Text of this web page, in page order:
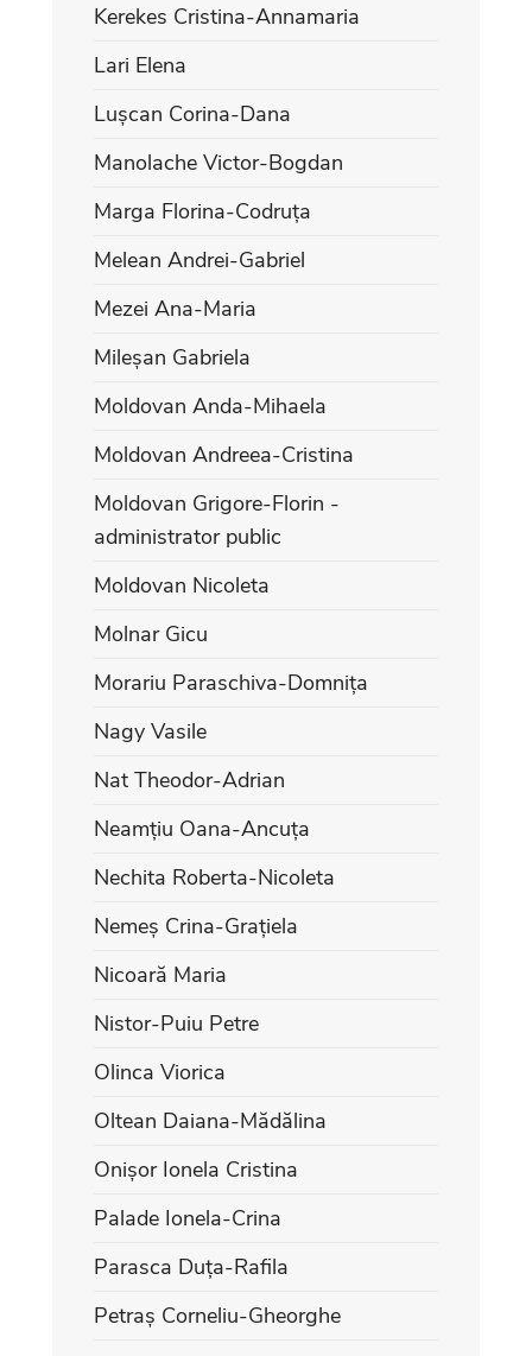
Kerekes Cristina-Annamaria
Lari Elena
Lușcan Corina-Dana
Manolache Victor-Bogdan
Marga Florina-Codruța
Melean Andrei-Gabriel
Mezei Ana-Maria
Mileșan Gabriela
Moldovan Anda-Mihaela
Moldovan Andreea-Cristina
Moldovan Grigore-Florin -
administrator public
Moldovan Nicoleta
Molnar Gicu
Morariu Paraschiva-Domnița
Nagy Vasile
Nat Theodor-Adrian
Neamțiu Oana-Ancuța
Nechita Roberta-Nicoleta
Nemeș Crina-Grațiela
Nicoară Maria
Nistor-Puiu Petre
Olinca Viorica
Oltean Daiana-Mădălina
Onișor Ionela Cristina
Palade Ionela-Crina
Parasca Duța-Rafila
Petraș Corneliu-Gheorghe